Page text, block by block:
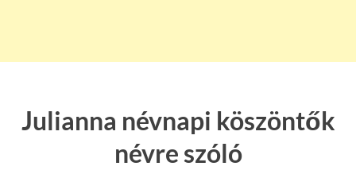
Julianna névnapi köszöntők
névre szóló